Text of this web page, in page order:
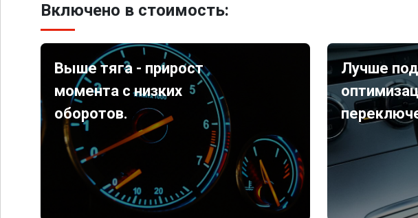
Включено в стоимость:
Выше тяга - прирост
момента с низких
оборотов.
Лучше